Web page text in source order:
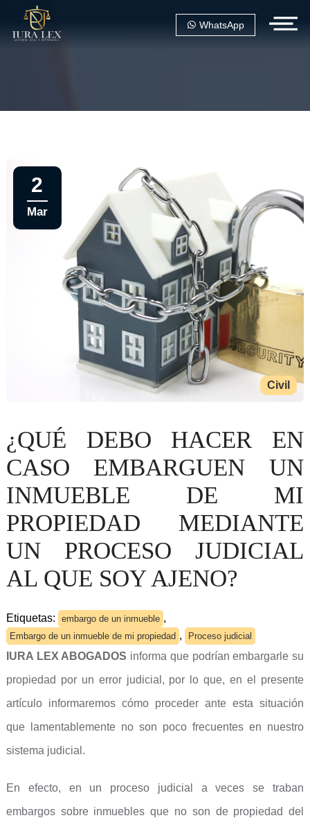
WhatsApp
Civil
2
Mar
¿QUÉ DEBO HACER EN
CASO EMBARGUEN UN
INMUEBLE DE MI
PROPIEDAD MEDIANTE
UN PROCESO JUDICIAL
AL QUE SOY AJENO?
Etiquetas: embargo de un inmueble ,
Embargo de un inmueble de mi propiedad , Proceso judicial
IURA LEX ABOGADOS informa que podrían embargarle su
propiedad por un error judicial, por lo que, en el presente
artículo informaremos cómo proceder ante esta situación
que lamentablemente no son poco frecuentes en nuestro
sistema judicial.
En efecto, en un proceso judicial a veces se traban
embargos sobre inmuebles que no son de propiedad del